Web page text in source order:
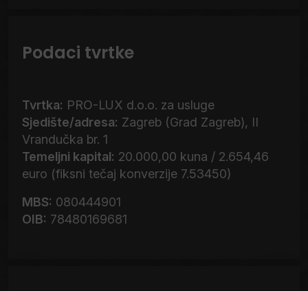
Podaci tvrtke
Tvrtka: PRO-LUX d.o.o. za usluge
Sjedište/adresa: Zagreb (Grad Zagreb), II
Vrandučka br. 1
Temeljni kapital: 20.000,00 kuna / 2.654,46
euro (fiksni tečaj konverzije 7.53450)
MBS: 080444901
OIB: 78480169681